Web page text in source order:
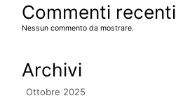
Commenti recenti
Nessun commento da mostrare.
Archivi
Ottobre 2025